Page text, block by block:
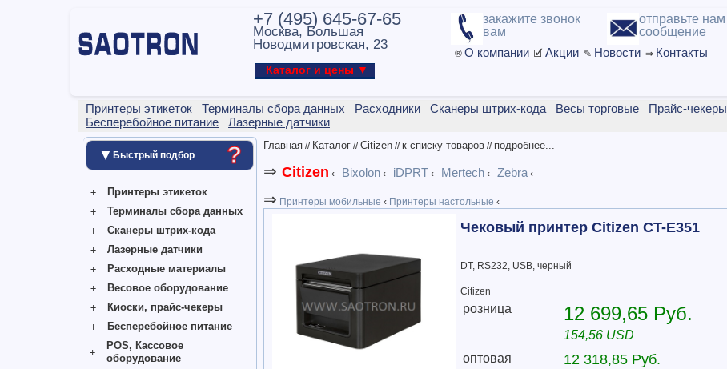
+7 (495) 645-67-65
Москва, Большая
Новодмитровская, 23
Каталог и цены ▼
закажите звонок
вам
отправьте нам
сообщение
® О компании 🗹 Акции ✎ Новости ⇒ Контакты
Принтеры этикеток Терминалы сбора данных Расходники Сканеры штрих-кода Весы торговые
Прайс-чекеры
Бесперебойное питание
Лазерные датчики
▼ Быстрый подбор ?
Принтеры этикеток
Терминалы сбора данных
Сканеры штрих-кода
Лазерные датчики
Расходные материалы
Весовое оборудование
Киоски, прайс-чекеры
Бесперебойное питание
POS, Кассовое
оборудование
Главная // Каталог //Citizen //к списку товаров // подробнее...
⇒ Citizen ‹ Bixolon ‹ iDPRT ‹ Mertech ‹ Zebra‹
⇒ Принтеры мобильные ‹ Принтеры настольные ‹
Чековый принтер Citizen CT-E351
DT, RS232, USB, черный
Citizen
розница 12 699,65 Руб.
154,56 USD
оптовая
12 318,85 Руб.